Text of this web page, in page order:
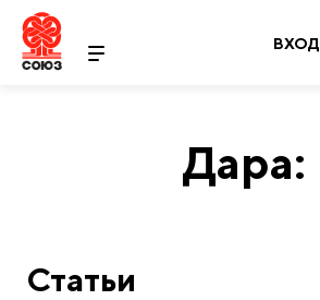
ВХОД
Дара:
Статьи